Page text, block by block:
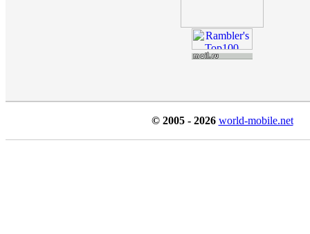
© 2005 - 2026 world-mobile.net